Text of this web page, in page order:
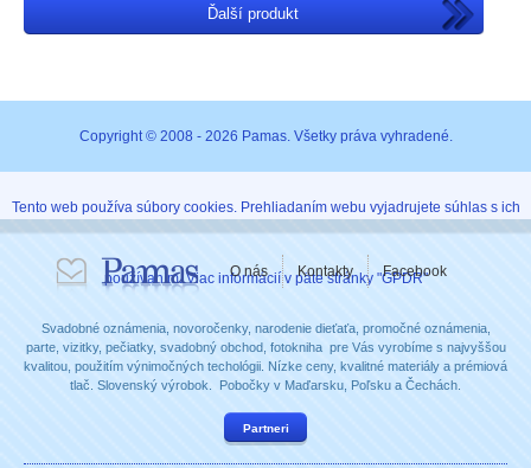
Ďalší produkt
Copyright © 2008 - 2026 Pamas. Všetky práva vyhradené.
Tento web používa súbory cookies. Prehliadaním webu vyjadrujete súhlas s ich
používaním. Viac informácií v päte stránky "GPDR"
O nás Kontakty Facebook
Svadobné oznámenia, novoročenky, narodenie dieťaťa, promočné oznámenia,
parte, vizitky, pečiatky, svadobný obchod, fotokniha pre Vás vyrobíme s najvyššou
kvalitou, použitím výnimočných techológii. Nízke ceny, kvalitné materiály a prémiová
tlač. Slovenský výrobok. Pobočky v Maďarsku, Poľsku a Čechách.
Partneri